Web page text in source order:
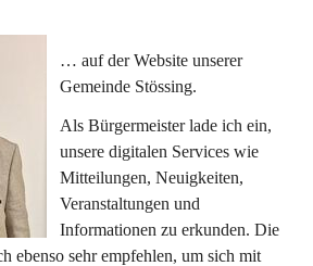
… auf der Website unserer
Gemeinde Stössing.
Als Bürgermeister lade ich ein,
unsere digitalen Services wie
Mitteilungen, Neuigkeiten,
Veranstaltungen und
Informationen zu erkunden. Die
ebenso sehr empfehlen, um sich mit